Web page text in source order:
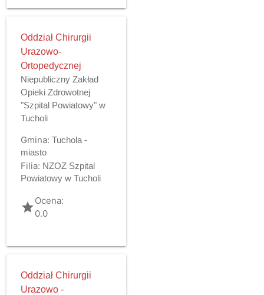
Oddział Chirurgii
Urazowo-
Ortopedycznej
Niepubliczny Zakład
Opieki Zdrowotnej
"Szpital Powiatowy" w
Tucholi
Gmina: Tuchola -
miasto
Filia: NZOZ Szpital
Powiatowy w Tucholi
gradeOcena:
0.0
Oddział Chirurgii
Urazowo -